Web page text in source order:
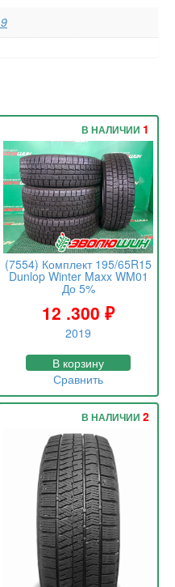
(7554) Комплект 195/65R15
Dunlop Winter Maxx WM01
До 5%
12 .300₽
2019
В НАЛИЧИИ 1
В корзину
Сравнить
В НАЛИЧИИ 2